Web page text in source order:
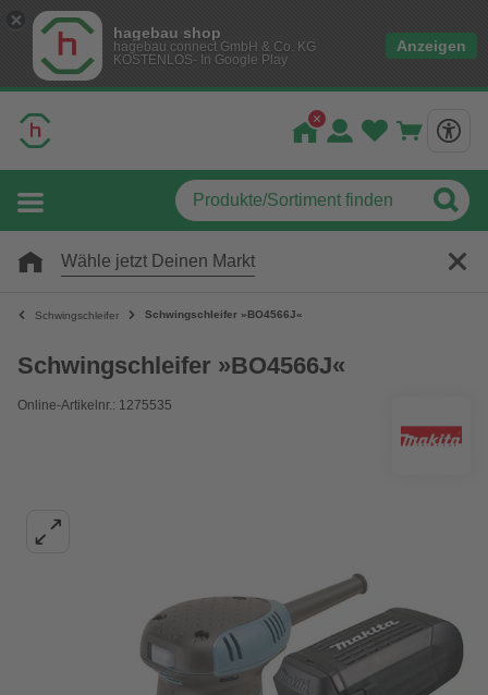
hagebau shop
hagebau connect GmbH & Co. KG
KOSTENLOS- In Google Play
Anzeigen
Wähle jetzt Deinen Markt
Schwingschleifer Schwingschleifer »BO4566J«
Schwingschleifer »BO4566J«
Online-Artikelnr.: 1275535